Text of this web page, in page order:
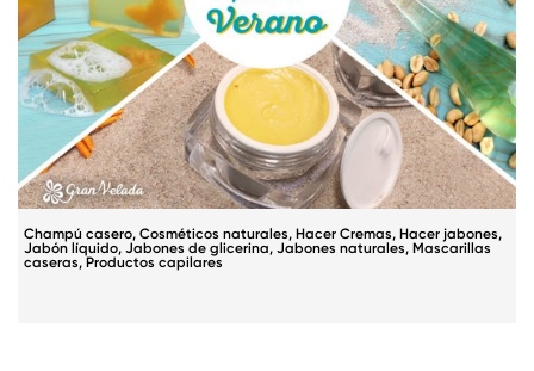
Champú casero, Cosméticos naturales, Hacer Cremas, Hacer jabones,
Jabón líquido, Jabones de glicerina, Jabones naturales, Mascarillas
caseras,Productos capilares